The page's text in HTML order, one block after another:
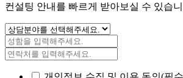
컨설팅 안내를 빠르게 받아보실 수 있습